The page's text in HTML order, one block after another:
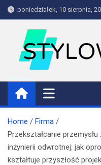
Skip
to
poniedziałek, 10 sierpnia,
stylowisko.pl
Blog
Home
Firma
Przekształcanie
inżynierii odwrotnej: jak
kształtuje przyszłość